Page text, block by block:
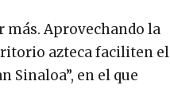
más. Aprovechando la
azteca faciliten el
Sinaloa”, en el que